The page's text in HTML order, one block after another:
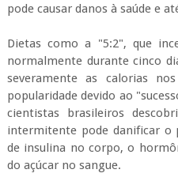
pode causar danos à saúde e
Dietas como a "5:2", que
normalmente durante cinco
severamente as calorias
popularidade devido ao
cientistas brasileiros
intermitente pode danificar o
de insulina no corpo, o
do açúcar no sangue.